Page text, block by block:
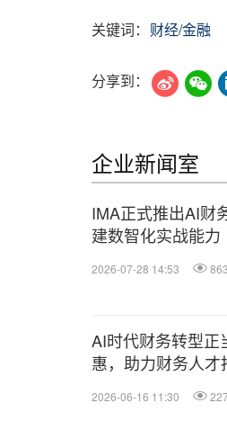
关键词： 财经/金融
分享到：
企业新闻室
IMA正式推出AI财
建数智化实战能力
2026-07-28 14:53 863
AI时代财务转型正
惠，助力财务人
2026-06-16 11:30